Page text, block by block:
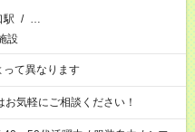
駅 / …
設
て異なります
気軽にご相談ください！